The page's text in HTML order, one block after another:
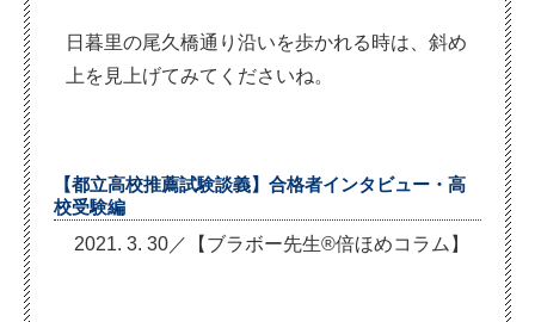
日暮里の尾久橋通り沿いを歩かれる時は、斜め
上を見上げてみてくださいね。
【都立高校推薦試験談義】合格者インタビュー・高
校受験編
2021. 3. 30／【ブラボー先生®倍ほめコラム】